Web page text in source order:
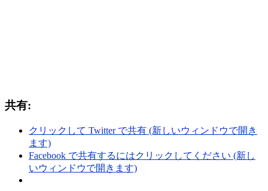
共有:
クリックして Twitter で共有 (新しいウィンドウで開き
ます)
Facebook で共有するにはクリックしてください (新し
いウィンドウで開きます)